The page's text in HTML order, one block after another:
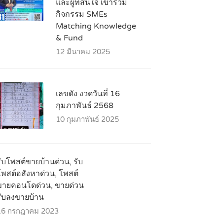
และผู้ที่สนใจ เข้าร่วม
กิจกรรม SMEs
Matching Knowledge
& Fund
12 มีนาคม 2025
เลขดัง งวดวันที่ 16
กุมภาพันธ์ 2568
10 กุมภาพันธ์ 2025
โพสต์ขายบ้านด่วน, รับ
สต์อสังหาด่วน, โพสต์
ยคอนโดด่วน, ขายด่วน
ลงขายบ้าน
กรกฎาคม 2023